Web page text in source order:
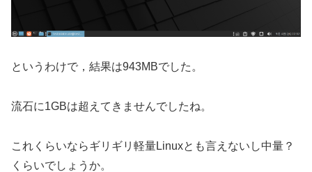
というわけで，結果は943MBでした。
流石に1GBは超えてきませんでしたね。
これくらいならギリギリ軽量Linuxとも言えないし中量？
くらいでしょうか。